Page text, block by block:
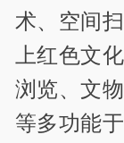
术、空间
上红色文
浏览、文
等多功能